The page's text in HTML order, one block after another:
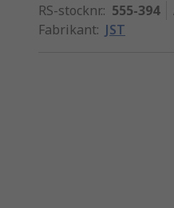
RS-stocknr.: 555-394
Fabrikant: JST